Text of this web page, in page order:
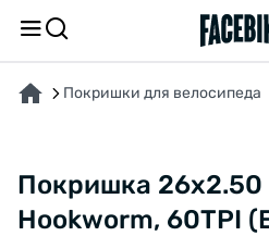
Покришки для велосипеда
Покришка 26x2.50
Hookworm, 60TPI
ПРО ТОВАР ХАРАКТЕРИСТИКИОПИС